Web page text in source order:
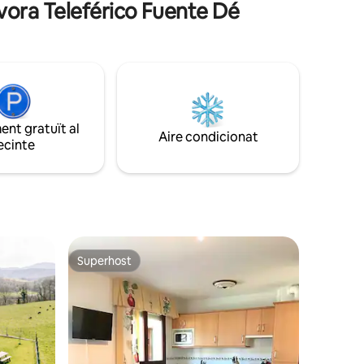
en
perfecte per desconnectar i gaudir de la
natura!
Teleférico Fuente Dé
gratuït al
Aire condicionat
Superhost
Superhost